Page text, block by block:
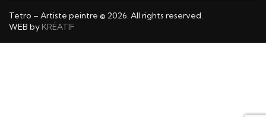
Tetro – Artiste peintre © 2026. All rights reserved.
WEB by KRÉATIF